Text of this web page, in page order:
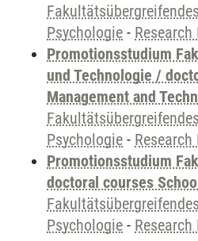
Psychologie - Research
Promotionsstudium
und Technologie /
Management and
Psychologie - Research
Promotionsstudium
doctoral courses
Psychologie - Research